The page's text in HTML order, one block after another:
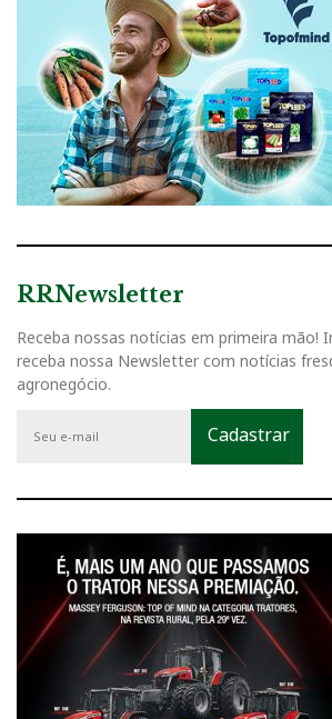
RRNewsletter
Receba nossas notícias em primeira mão!
receba nossa Newsletter com notícias
agronegócio.